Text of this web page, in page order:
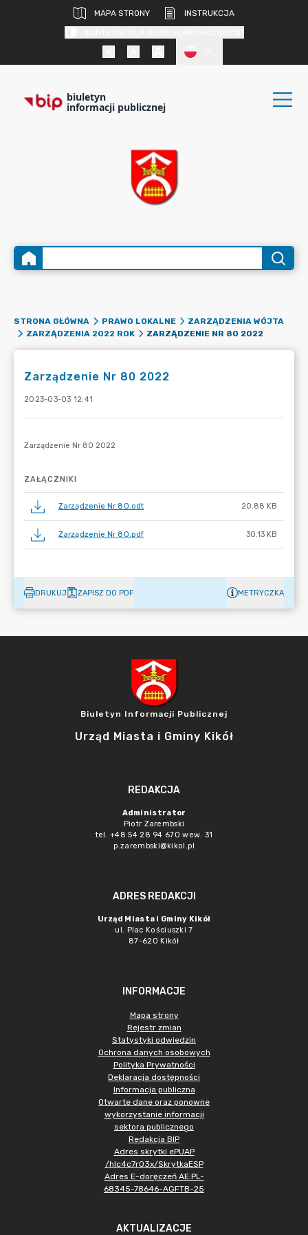
MAPA STRONY
INSTRUKCJA
biuletyn
informacji publicznej
STRONA GŁÓWNA PRAWO LOKALNE
ZARZĄDZENIA WÓJTA
ZARZĄDZENIA 2022 ROK
ZARZĄDZENIE NR 80 2022
Zarządzenie Nr 80 2022
2023-03-03 12:41
ZAŁĄCZNIKI
Zarządzenie Nr 80.odt 20.88 KB
Zarządzenie Nr 80.pdf 30.13 KB
DRUKUJ ZAPISZ DO PDF METRYCZKA
Biuletyn Informacji Publicznej
Urząd Miasta i Gminy Kikół
REDAKCJA
Administrator
Piotr Zarembski
tel. +48 54 28 94 670 wew. 31
p.zarembski@kikol.pl
ADRES REDAKCJI
Urząd Miasta i Gminy Kikół
ul. Plac Kościuszki 7
87-620 Kikół
INFORMACJE
Mapa strony
Rejestr zmian
Statystyki odwiedzin
Ochrona danych osobowych
Polityka Prywatności
Deklaracja dostępności
Informacja publiczna
Otwarte dane oraz ponowne
wykorzystanie informacji
sektora publicznego
Redakcja BIP
Adres skrytki ePUAP
/hlc4c7r03x/SkrytkaESP
Adres E-doręczeń AE:PL-
68345-78646-AGFTB-25
AKTUALIZACJE